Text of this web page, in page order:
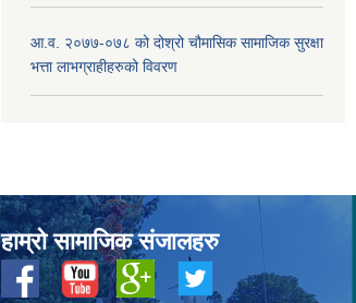
आ.व. २०७७-०७८ को दोश्रो चौमासिक सामाजिक सुरक्षा
भत्ता लाभग्राहीहरुको विवरण
हाम्रो सामाजिक संजालहरु